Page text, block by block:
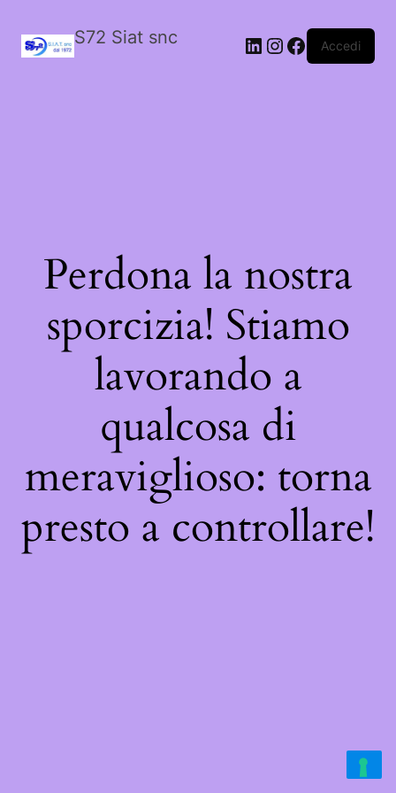
S72 Siat snc LinkedIn
Instagram
Facebook
Accedi
Perdona la nostra
sporcizia! Stiamo
lavorando a
qualcosa di
meraviglioso: torna
presto a controllare!